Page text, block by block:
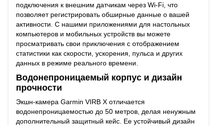
подключения к внешним датчикам через Wi-Fi, что
позволяет регистрировать обширные данные о вашей
активности. С нашими приложениями для настольных
компьютеров и мобильных устройств вы можете
просматривать свои приключения с отображением
статистики как скорости, ускорения, пульса и других
данных в режиме реального времени.
Водонепроницаемый корпус и дизайн
прочности
Экшн-камера Garmin VIRB X отличается
водонепроницаемостью до 50 метров, делая ненужным
дополнительный защитный кейс. Ее устойчивый дизайн